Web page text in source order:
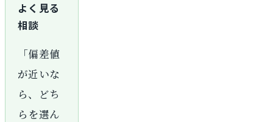
よく見る
相談
「偏差値
が近いな
ら、どち
らを選ん